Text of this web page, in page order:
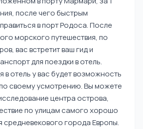
после чего быстрым
в порт Родоса. После
морского путешествия, по
вас встретит ваш гид и
для поездки в отель.
в отель у вас будет возможность
своему усмотрению. Вы можете
центра острова,
по улицам самого хорошо
средневекового города Европы.